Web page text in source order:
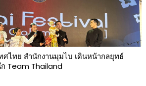
ศไทย สำนักงานมุมไบ เดินหน้ากลยุทธ์
Team Thailand